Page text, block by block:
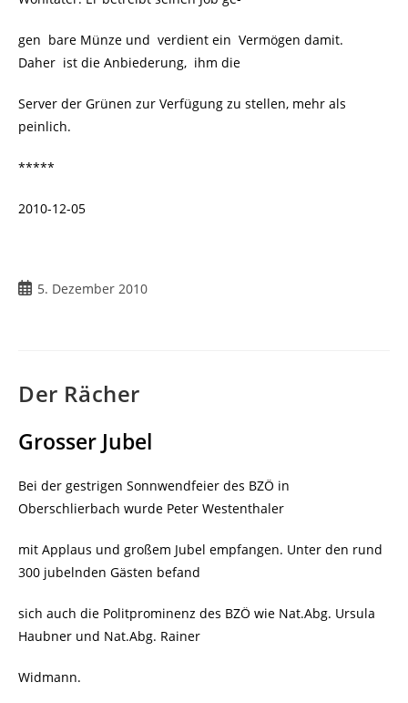
gen bare Münze und verdient ein Vermögen damit.
Daher ist die Anbiederung, ihm die
Server der Grünen zur Verfügung zu stellen, mehr als
peinlich.
*****
2010-12-05
Beitrag5. Dezember 2010
Der Rächer
Grosser Jubel
Bei der gestrigen Sonnwendfeier des BZÖ in
Oberschlierbach wurde Peter Westenthaler
mit Applaus und großem Jubel empfangen. Unter den rund
300 jubelnden Gästen befand
sich auch die Politprominenz des BZÖ wie Nat.Abg. Ursula
Haubner und Nat.Abg. Rainer
Widmann.